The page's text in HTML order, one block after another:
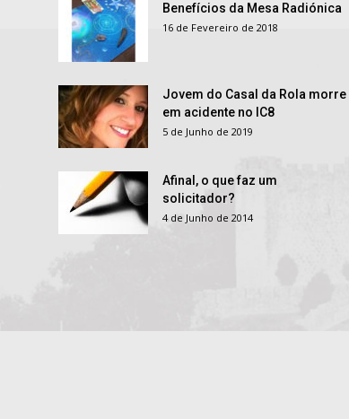
Benefícios da Mesa Radiónica
16 de Fevereiro de 2018
Jovem do Casal da Rola morre
em acidente no IC8
5 de Junho de 2019
Afinal, o que faz um
solicitador?
4 de Junho de 2014